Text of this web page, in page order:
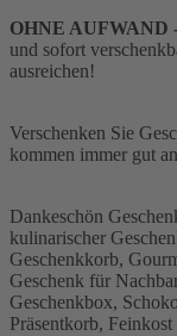
OHNE
und sofort
ausreichen!
Verschenken Sie
kommen immer gut
Dankeschön
kulinarischer
Geschenkkorb,
Geschenk für
Geschenkbox,
Präsentkorb,